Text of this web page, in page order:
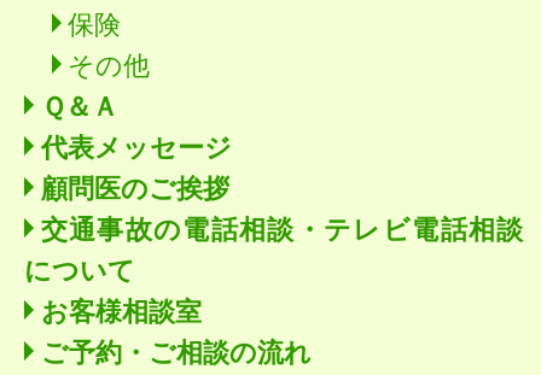
保険
その他
Ｑ＆Ａ
代表メッセージ
顧問医のご挨拶
交通事故の電話相談・テレビ電話相談
について
お客様相談室
ご予約・ご相談の流れ